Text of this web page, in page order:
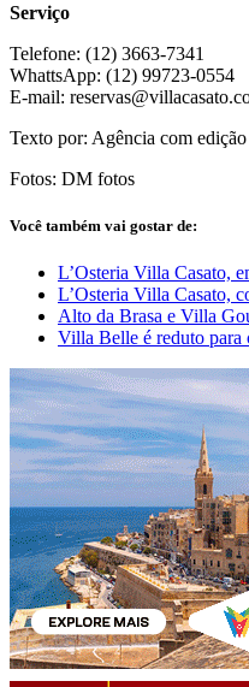
Serviço
Telefone: (12) 3663-7341
WhattsApp: (12) 99723-0554
E-mail:
Texto por: Agência com edição
Fotos: DM fotos
Você também vai gostar de:
L’Osteria Villa Casato,
L’Osteria Villa Casato,
Alto da Brasa e Villa
Villa Belle é reduto